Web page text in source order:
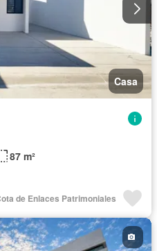
Casa
87 m²
de Enlaces Patrimoniales